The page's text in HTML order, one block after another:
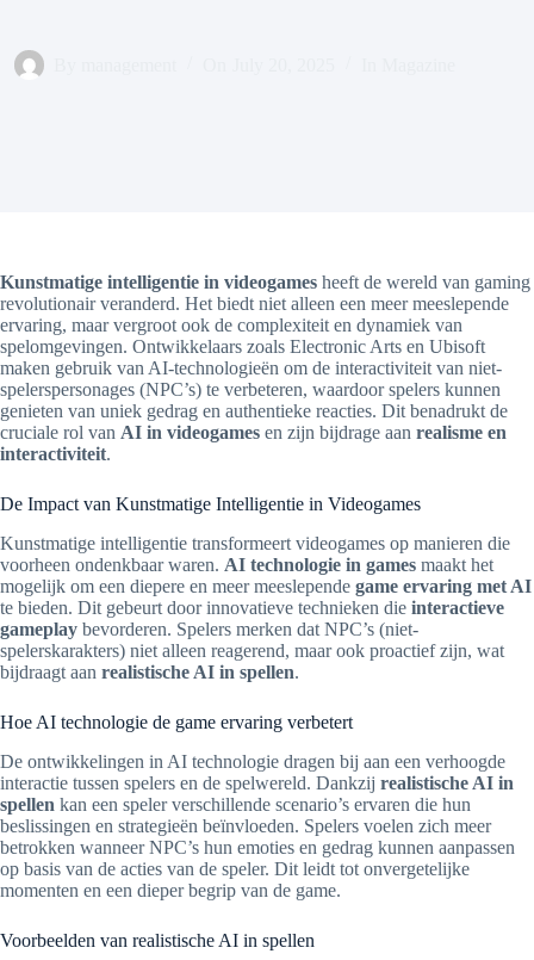
Kunstmatige intelligentie in videogames heeft de wereld van gaming
revolutionair veranderd. Het biedt niet alleen een meer meeslepende
ervaring, maar vergroot ook de complexiteit en dynamiek van
spelomgevingen. Ontwikkelaars zoals Electronic Arts en Ubisoft
maken gebruik van AI-technologieën om de interactiviteit van niet-
spelerspersonages (NPC’s) te verbeteren, waardoor spelers kunnen
genieten van uniek gedrag en authentieke reacties. Dit benadrukt de
cruciale rol van AI in videogames en zijn bijdrage aan realisme en
interactiviteit.
De Impact van Kunstmatige Intelligentie in Videogames
Kunstmatige intelligentie transformeert videogames op manieren die
voorheen ondenkbaar waren. AI technologie in games maakt het
mogelijk om een diepere en meer meeslepende game ervaring met AI
te bieden. Dit gebeurt door innovatieve technieken die interactieve
gameplay bevorderen. Spelers merken dat NPC’s (niet-
spelerskarakters) niet alleen reagerend, maar ook proactief zijn, wat
bijdraagt aan realistische AI in spellen.
Hoe AI technologie de game ervaring verbetert
De ontwikkelingen in AI technologie dragen bij aan een verhoogde
interactie tussen spelers en de spelwereld. Dankzij realistische AI in
spellen kan een speler verschillende scenario’s ervaren die hun
beslissingen en strategieën beïnvloeden. Spelers voelen zich meer
betrokken wanneer NPC’s hun emoties en gedrag kunnen aanpassen
op basis van de acties van de speler. Dit leidt tot onvergetelijke
momenten en een dieper begrip van de game.
Voorbeelden van realistische AI in spellen